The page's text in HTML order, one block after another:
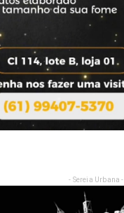
- Sereia Urbana -